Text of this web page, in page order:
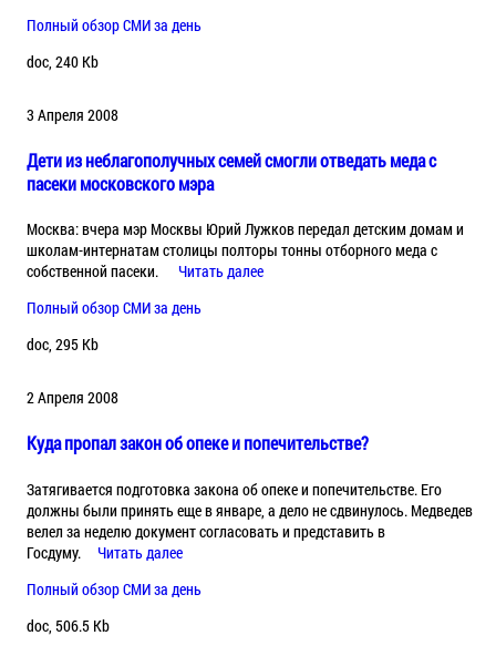
Полный обзор СМИ за день
doc, 240 Kb
3 Апреля 2008
Дети из неблагополучных семей смогли отведать меда с
пасеки московского мэра
Москва: вчера мэр Москвы Юрий Лужков передал детским домам и
школам-интернатам столицы полторы тонны отборного меда с
собственной пасеки.
Читать далее
Полный обзор СМИ за день
doc, 295 Kb
2 Апреля 2008
Куда пропал закон об опеке и попечительстве?
Затягивается подготовка закона об опеке и попечительстве. Его
должны были принять еще в январе, а дело не сдвинулось. Медведев
велел за неделю документ согласовать и представить в
Госдуму.
Читать далее
Полный обзор СМИ за день
doc, 506.5 Kb